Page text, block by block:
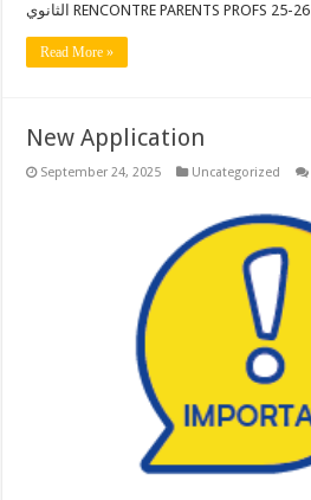
الثانوي RENCONTRE PARENTS PROFS 25-26
Read More »
New Application
September 24, 2025 Uncategorized